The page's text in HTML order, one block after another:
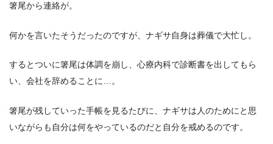
箸尾から連絡が。
何かを言いたそうだったのですが、ナギサ自身は葬儀で大忙し。
するとついに箸尾は体調を崩し、心療内科で診断書を出してもら
い、会社を辞めることに…。
箸尾が残していった手帳を見るたびに、ナギサは人のためにと思
いながらも自分は何をやっているのだと自分を戒めるのです。